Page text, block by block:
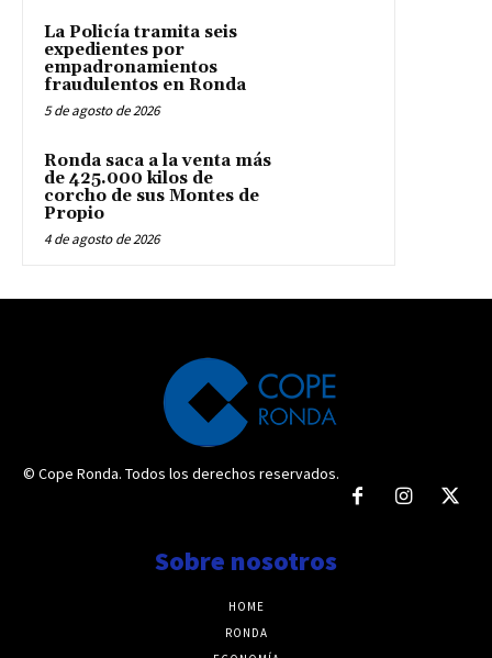
La Policía tramita seis
expedientes por
empadronamientos
fraudulentos en Ronda
5 de agosto de 2026
Ronda saca a la venta más
de 425.000 kilos de
corcho de sus Montes de
Propio
4 de agosto de 2026
© Cope Ronda. Todos los derechos reservados.
Sobre nosotros
HOME
RONDA